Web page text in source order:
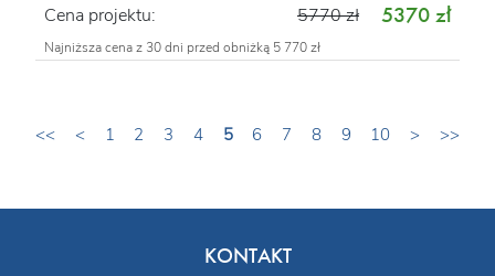
Cena projektu: 5370 zł
5770 zł
Najniższa cena z 30 dni przed obniżką 5 770 zł
<< < 1 2 3 4 5 6 7 8 9 10 > >>
KONTAKT